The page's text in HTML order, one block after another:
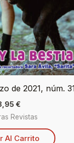
de 2021, núm.
€
Revistas
Al Carrito